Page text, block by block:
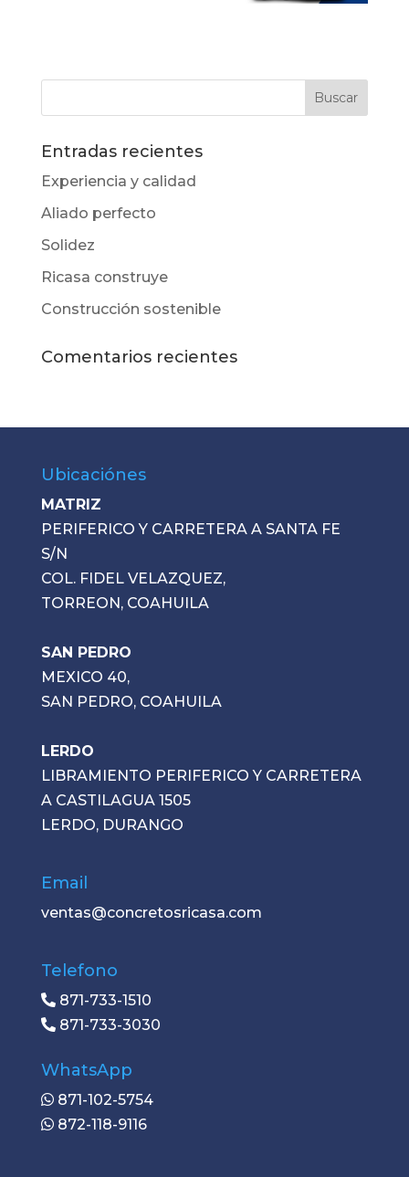
Entradas recientes
Experiencia y calidad
Aliado perfecto
Solidez
Ricasa construye
Construcción sostenible
Comentarios recientes
Ubicaciónes
MATRIZ
PERIFERICO Y CARRETERA A SANTA FE
S/N
COL. FIDEL VELAZQUEZ,
TORREON, COAHUILA
SAN PEDRO
MEXICO 40,
SAN PEDRO, COAHUILA
LERDO
LIBRAMIENTO PERIFERICO Y CARRETERA
A CASTILAGUA 1505
LERDO, DURANGO
Email
ventas@concretosricasa.com
Telefono
871-733-1510
871-733-3030
WhatsApp
871-102-5754
872-118-9116